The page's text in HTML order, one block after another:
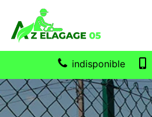
indisponible